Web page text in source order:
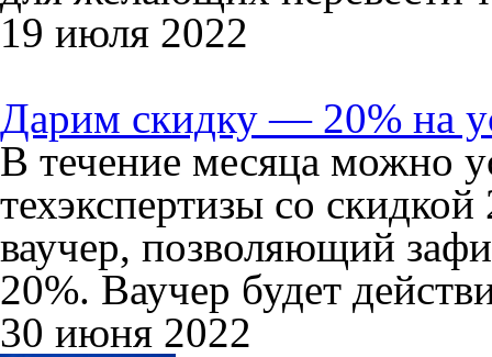
19 июля 2022
Дарим скидку — 20% на
В течение месяца можно
техэкспертизы со
ваучер, позволяющий
20%. Ваучер будет
30 июня 2022